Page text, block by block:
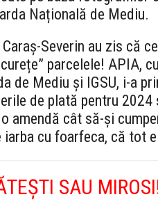
Națională de Mediu.
Severin au zis că
parcelele! APIA,
de Mediu și IGSU, i-a
de plată pentru 2024
amendă cât să-și
cu foarfeca, că tot
SAU